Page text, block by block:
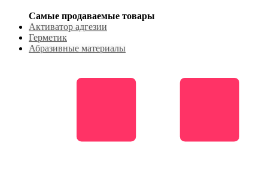
Самые продаваемые товары
Активатор адгезии
Герметик
Абразивные материалы